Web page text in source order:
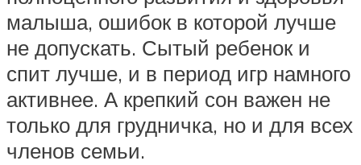
малыша, ошибок в которой лучше
не допускать. Сытый ребенок и
спит лучше, и в период игр намного
активнее. А крепкий сон важен не
только для грудничка, но и для всех
членов семьи.